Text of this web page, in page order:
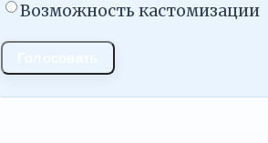
Возможность кастомизации